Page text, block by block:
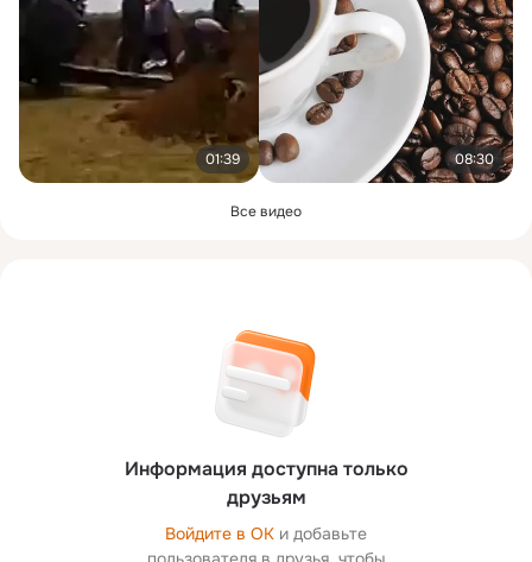
01:39 08:30
Все видео
Информация доступна только
друзьям
Войдите в ОК и добавьте